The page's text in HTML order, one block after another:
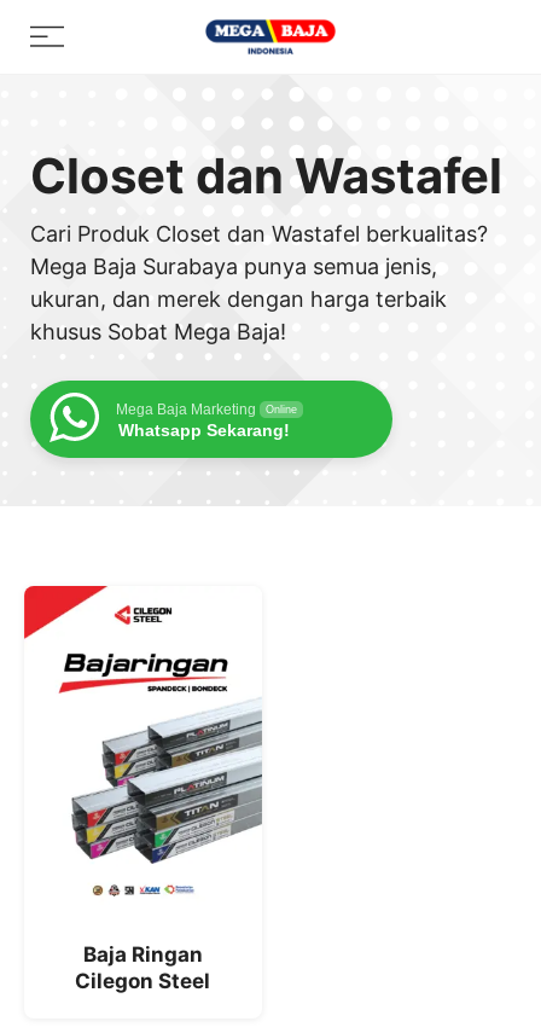
Menu
Closet dan Wastafel
Cari Produk Closet dan Wastafel berkualitas?
Mega Baja Surabaya punya semua jenis,
ukuran, dan merek dengan harga terbaik
khusus Sobat Mega Baja!
Mega Baja Marketing Online
Whatsapp Sekarang!
Baja Ringan
Cilegon Steel